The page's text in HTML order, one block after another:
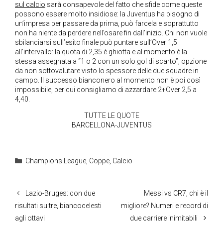
sul calcio sarà consapevole del fatto che sfide come queste
possono essere molto insidiose: la Juventus ha bisogno di
un’impresa per passare da prima, può farcela e soprattutto
non ha niente da perdere nell’osare fin dall’inizio. Chi non vuole
sbilanciarsi sull’esito finale può puntare sull’Over 1,5
all’intervallo: la quota di 2,35 è ghiotta e al momento è la
stessa assegnata a “1 o 2 con un solo gol di scarto”, opzione
da non sottovalutare visto lo spessore delle due squadre in
campo. Il successo bianconero al momento non è poi così
impossibile, per cui consigliamo di azzardare 2+Over 2,5 a
4,40.
TUTTE LE QUOTE
BARCELLONA-JUVENTUS
Categorie
Champions League, Coppe, Calcio
Lazio-Bruges: con due
risultati su tre, biancocelesti
agli ottavi
Messi vs CR7, chi è il
migliore? Numeri e record di
due carriere inimitabili